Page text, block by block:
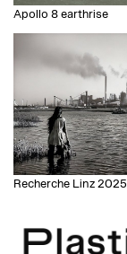
Apollo 8 earthrise
Recherche Linz 2025